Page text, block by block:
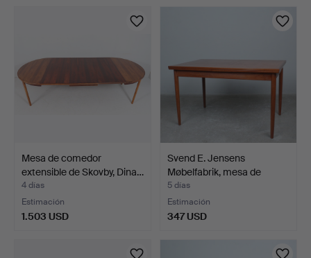
Mesa de comedor
extensible de Skovby, Dina…
4 días
Estimación
1.503 USD
Svend E. Jensens
Møbelfabrik, mesa de
come…
5 días
Estimación
347 USD